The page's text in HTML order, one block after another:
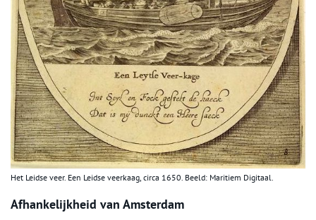
Het Leidse veer. Een Leidse veerkaag, circa 1650. Beeld: Maritiem Digitaal.
Afhankelijkheid van Amsterdam